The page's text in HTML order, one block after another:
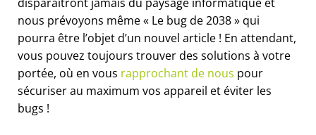
nous prévoyons même « Le bug de 2038 » qui
pourra être l’objet d’un nouvel article ! En attendant,
vous pouvez toujours trouver des solutions à votre
portée, où en vous rapprochant de nous pour
sécuriser au maximum vos appareil et éviter les
bugs !